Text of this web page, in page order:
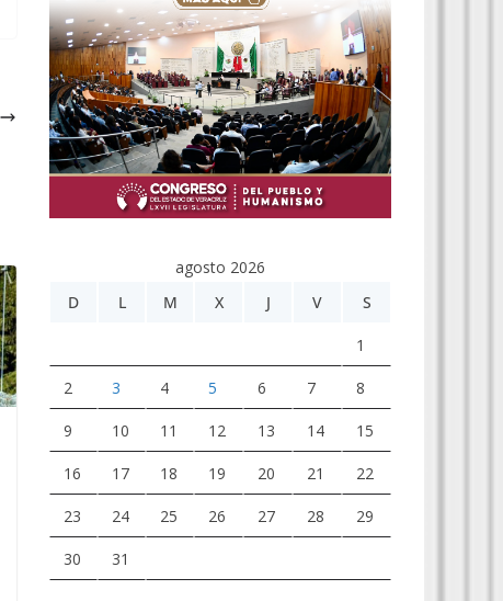
agosto 2026
D
L M X J V S
1
2 3 4 5 6 7 8
9 10 11 12 13 14 15
16 17 18 19 20 21 22
23 24 25 26 27 28 29
30 31